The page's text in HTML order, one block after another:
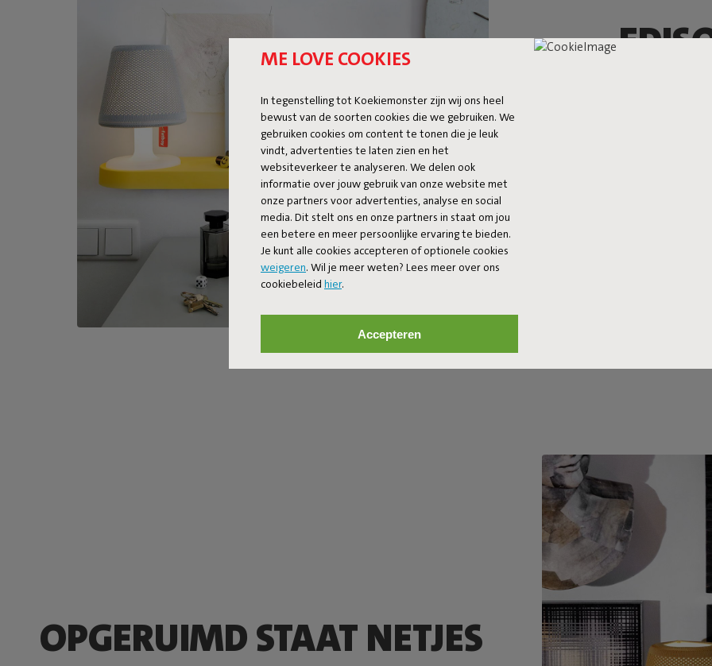
ME LOVE COOKIES
In tegenstelling tot Koekiemonster zijn wij ons heel
bewust van de soorten cookies die we gebruiken. We
gebruiken cookies om content te tonen die je leuk
vindt, advertenties te laten zien en het
websiteverkeer te analyseren. We delen ook
informatie over jouw gebruik van onze website met
onze partners voor advertenties, analyse en social
media. Dit stelt ons en onze partners in staat om jou
een betere en meer persoonlijke ervaring te bieden.
Je kunt alle cookies accepteren of optionele cookies
weigeren. Wil je meer weten? Lees meer over ons
cookiebeleid hier.
Accepteren
Een
leven. De
homebase voor
sleutels, post
OPGERUIMD STAAT NETJES